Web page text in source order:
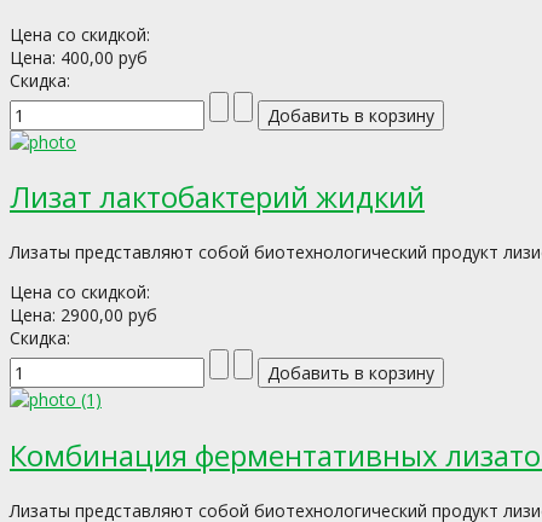
Цена со скидкой:
Цена: 400,00 руб
Скидка:
Лизат лактобактерий жидкий
Лизаты представляют собой биотехнологический продукт
Цена со скидкой:
Цена: 2900,00 руб
Скидка:
Комбинация ферментативных
Лизаты представляют собой биотехнологический продукт